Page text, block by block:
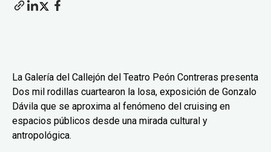
La Galería del Callejón del Teatro Peón Contreras presenta
Dos mil rodillas cuartearon la losa, exposición de Gonzalo
Dávila que se aproxima al fenómeno del cruising en
espacios públicos desde una mirada cultural y
antropológica.